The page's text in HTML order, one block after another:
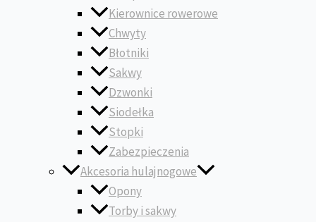
Kierownice rowerowe
Chwyty
Błotniki
Sakwy
Dzwonki
Siodełka
Stopki
Zabezpieczenia
Akcesoria hulajnogowe
Opony
Torby i sakwy